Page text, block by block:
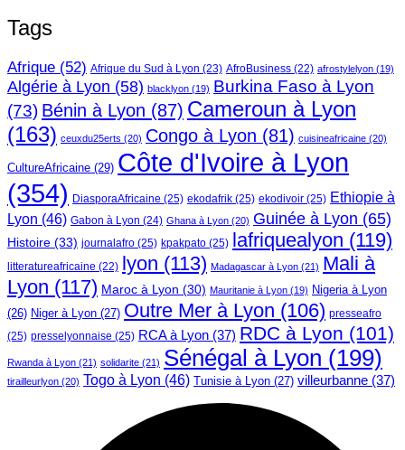
Tags
Afrique (52) Afrique du Sud à Lyon (23) AfroBusiness (22) afrostylelyon (19)
Algérie à Lyon (58) blacklyon (19) Burkina Faso à Lyon
(73) Bénin à Lyon (87) Cameroun à Lyon
(163) ceuxdu25erts (20) Congo à Lyon (81) cuisineafricaine (20)
CultureAfricaine (29) Côte d'Ivoire à Lyon
(354) DiasporaAfricaine (25) ekodafrik (25) ekodivoir (25) Ethiopie à
Lyon (46) Gabon à Lyon (24) Ghana à Lyon (20) Guinée à Lyon (65)
Histoire (33) journalafro (25) kpakpato (25) lafriquealyon (119)
litteratureafricaine (22) lyon (113) Madagascar à Lyon (21) Mali à
Lyon (117) Maroc à Lyon (30) Mauritanie à Lyon (19) Nigeria à Lyon
(26) Niger à Lyon (27) Outre Mer à Lyon (106) presseafro
(25) presselyonnaise (25) RCA à Lyon (37) RDC à Lyon (101)
Rwanda à Lyon (21) solidarite (21) Sénégal à Lyon (199)
tirailleurlyon (20) Togo à Lyon (46) Tunisie à Lyon (27) villeurbanne (37)